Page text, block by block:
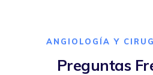
ANGIOLOGÍA Y
Preguntas